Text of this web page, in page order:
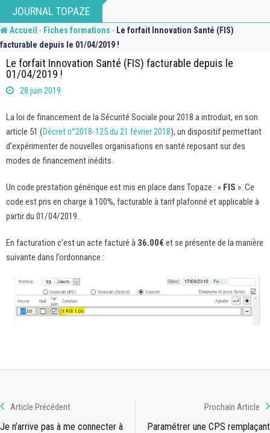
to
content
JOURNAL TOPAZE
Accueil - Fiches formations - Le forfait Innovation Santé (FIS)
facturable depuis le 01/04/2019 !
Le forfait Innovation Santé (FIS) facturable depuis le
01/04/2019 !
28 juin 2019
La loi de financement de la Sécurité Sociale pour 2018 a introduit, en son
article 51 (Décret n°2018-125 du 21 février 2018), un dispositif permettant
d’expérimenter de nouvelles organisations en santé reposant sur des
modes de financement inédits.
Un code prestation générique est mis en place dans Topaze : « FIS ». Ce
code est pris en charge à 100%, facturable à tarif plafonné et applicable à
partir du 01/04/2019.
En facturation c’est un acte facturé à 36.00€ et se présente de la manière
suivante dans l’ordonnance :
Article Précédent
Je n’arrive pas à me connecter à
Prochain Article
Paramétrer une CPS remplaçant